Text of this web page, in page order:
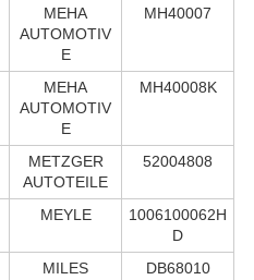
MEHA
AUTOMOTIV
E
MH40007
MEHA
AUTOMOTIV
E
MH40008K
METZGER
AUTOTEILE
52004808
MEYLE
1006100062H
D
MILES
DB68010